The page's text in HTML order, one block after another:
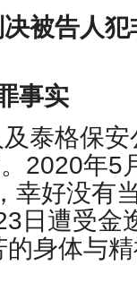
被告人
事实
泰格保
2020年5
幸好没有
日遭受金
身体与